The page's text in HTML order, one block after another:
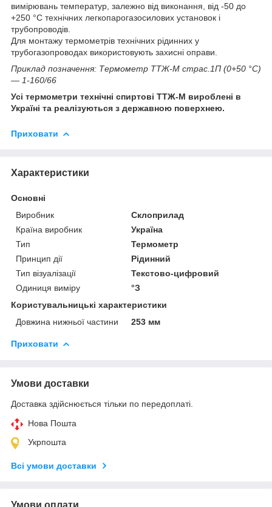
вимірювань температур, залежно від виконання, від -50 до
+250 °C технічних легкопарогазосилових установок і
трубопроводів.
Для монтажу термометрів технічних рідинних у
трубогазопроводах використовують захисні оправи.
Приклад позначення: Термометр ТТЖ-М страс.1П (0+50 °C)
— 1-160/66
Усі термометри технічні спиртові ТТЖ-М вироблені в
Україні та реалізуються з державною поверхнею.
Приховати
Характеристики
Основні
Виробник
Склоприлад
Країна виробник
Україна
Тип
Термометр
Принцип дії
Рідинний
Тип візуалізації
Текстово-цифровий
Одиниця виміру
°З
Користувальницькі характеристики
Довжина нижньої частини
253 мм
Приховати
Умови доставки
Доставка здійснюється тільки по передоплаті.
Нова Пошта
Укрпошта
Всі умови доставки
Умови оплати